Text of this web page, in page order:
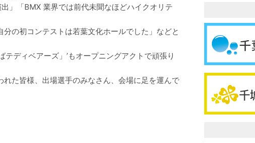
」「BMX 業界では前代未聞なほどハイクオリテ
の初コンテストは若葉文化ホールでした」などと
ディベアーズ」’もオープニングアクトで頑張り
た皆様、出場選手のみなさん、会場に足を運んで